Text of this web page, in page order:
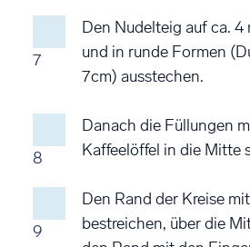
7
Den Nudelteig auf ca. 4
und in runde Formen
7cm) ausstechen.
8
Danach die Füllungen
Kaffeelöffel in die Mitte
9
Den Rand der Kreise
bestreichen, über die